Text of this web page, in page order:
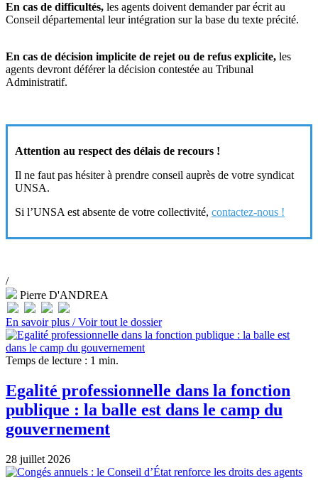
En cas de difficultés, les agents doivent demander par écrit au
Conseil départemental leur intégration sur la base du texte précité.
En cas de décision implicite de rejet ou de refus explicite, les
agents devront déférer la décision contestée au Tribunal
Administratif.
Attention au respect des délais de recours !
Il ne faut pas hésiter à prendre conseil auprès de votre syndicat
UNSA.
Si l’UNSA est absente de votre collectivité, contactez-nous !
/
Pierre D'ANDREA
En savoir plus /Voir tout le dossier
Temps de lecture : 1 min.
Egalité professionnelle dans la fonction
publique : la balle est dans le camp du
gouvernement
28 juillet 2026